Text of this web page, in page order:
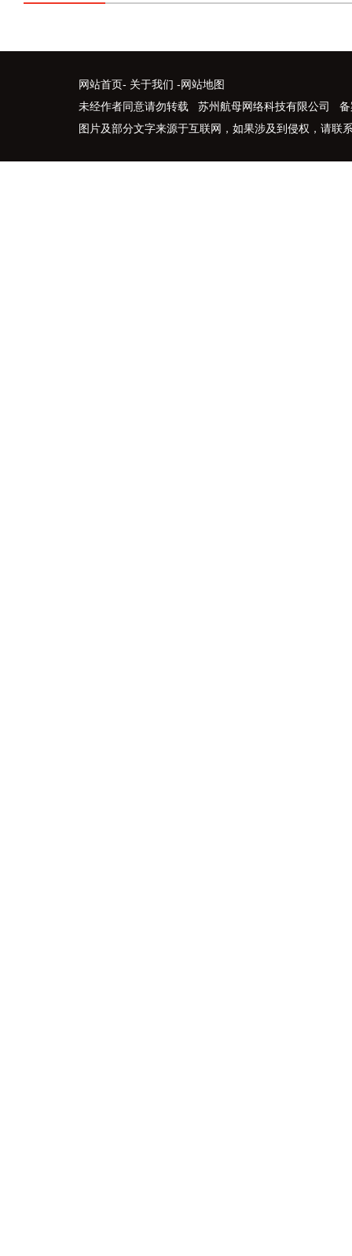
网站首页- 关于我们 -网站地图
未经作者同意请勿转载 苏州航母网络科技有限公司 备
图片及部分文字来源于互联网，如果涉及到侵权，请联